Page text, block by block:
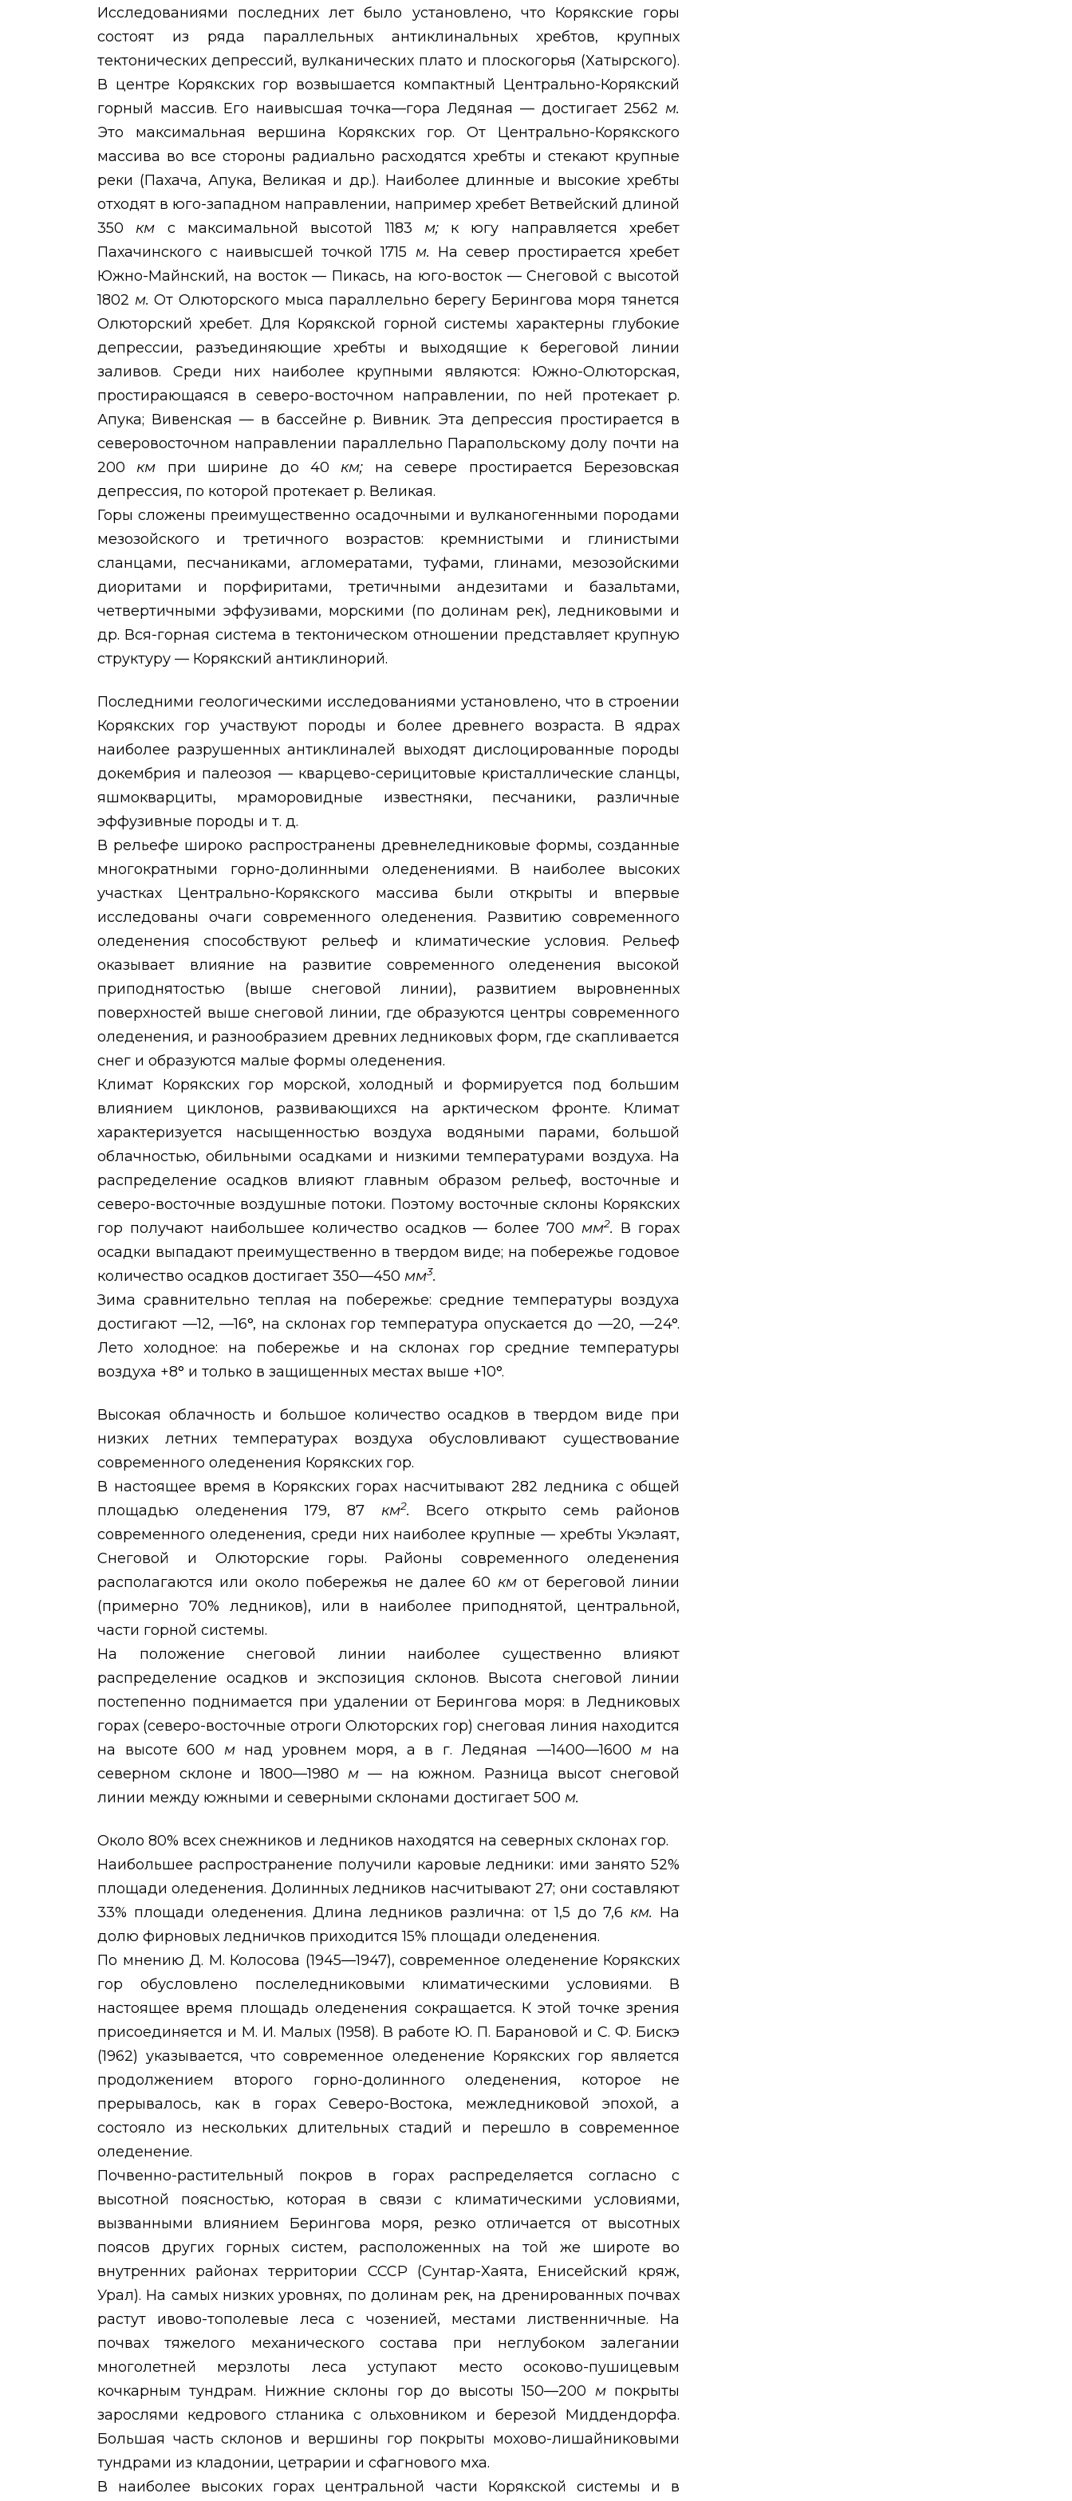
Исследованиями последних лет было установлено, что Корякские горы
состоят из ряда параллельных антиклинальных хребтов, крупных
тектонических депрессий, вулканических плато и плоскогорья (Хатырского).
В центре Корякских гор возвышается компактный Центрально-Корякский
горный массив. Его наивысшая точка—гора Ледяная — достигает 2562 м.
Это максимальная вершина Корякских гор. От Центрально-Корякского
массива во все стороны радиально расходятся хребты и стекают крупные
реки (Пахача, Апука, Великая и др.). Наиболее длинные и высокие хребты
отходят в юго-западном направлении, например хребет Ветвейский длиной
350 км с максимальной высотой 1183 м; к югу направляется хребет
Пахачинского с наивысшей точкой 1715 м. На север простирается хребет
Южно-Майнский, на восток — Пикась, на юго-восток — Снеговой с высотой
1802 м.От Олюторского мыса параллельно берегу Берингова моря тянется
Олюторский хребет. Для Корякской горной системы характерны глубокие
депрессии, разъединяющие хребты и выходящие к береговой линии
заливов. Среди них наиболее крупными являются: Южно-Олюторская,
простирающаяся в северо-восточном направлении, по ней протекает р.
Апука; Вивенская — в бассейне р. Вивник. Эта депрессия простирается в
северовосточном направлении параллельно Парапольскому долу почти на
200 км при ширине до 40 км; на севере простирается Березовская
депрессия, по которой протекает р. Великая.
Горы сложены преимущественно осадочными и вулканогенными породами
мезозойского и третичного возрастов: кремнистыми и глинистыми
сланцами, песчаниками, агломератами, туфами, глинами, мезозойскими
диоритами и порфиритами, третичными андезитами и базальтами,
четвертичными эффузивами, морскими (по долинам рек), ледниковыми и
др. Вся-горная система в тектоническом отношении представляет крупную
структуру — Корякский антиклинорий.
Последними геологическими исследованиями установлено, что в строении
Корякских гор участвуют породы и более древнего возраста. В ядрах
наиболее разрушенных антиклиналей выходят дислоцированные породы
докембрия и палеозоя — кварцево-серицитовые кристаллические сланцы,
яшмокварциты, мраморовидные известняки, песчаники, различные
эффузивные породы и т. д.
В рельефе широко распространены древнеледниковые формы, созданные
многократными горно-долинными оледенениями. В наиболее высоких
участках Центрально-Корякского массива были открыты и впервые
исследованы очаги современного оледенения. Развитию современного
оледенения способствуют рельеф и климатические условия. Рельеф
оказывает влияние на развитие современного оледенения высокой
приподнятостью (выше снеговой линии), развитием выровненных
поверхностей выше снеговой линии, где образуются центры современного
оледенения, и разнообразием древних ледниковых форм, где скапливается
снег и образуются малые формы оледенения.
Климат Корякских гор морской, холодный и формируется под большим
влиянием циклонов, развивающихся на арктическом фронте. Климат
характеризуется насыщенностью воздуха водяными парами, большой
облачностью, обильными осадками и низкими температурами воздуха. На
распределение осадков влияют главным образом рельеф, восточные и
северо-восточные воздушные потоки. Поэтому восточные склоны Корякских
гор получают наибольшее количество осадков — более 700 мм2. В горах
осадки выпадают преимущественно в твердом виде; на побережье годовое
количество осадков достигает 350—450 мм3.
Зима сравнительно теплая на побережье: средние температуры воздуха
достигают —12, —16°, на склонах гор температура опускается до —20, —24°.
Лето холодное: на побережье и на склонах гор средние температуры
воздуха +8° и только в защищенных местах выше +10°.
Высокая облачность и большое количество осадков в твердом виде при
низких летних температурах воздуха обусловливают существование
современного оледенения Корякских гор.
В настоящее время в Корякских горах насчитывают 282 ледника с общей
площадью оледенения 179, 87 км2. Всего открыто семь районов
современного оледенения, среди них наиболее крупные — хребты Укэлаят,
Снеговой и Олюторские горы. Районы современного оледенения
располагаются или около побережья не далее 60 кмот береговой линии
(примерно 70% ледников), или в наиболее приподнятой, центральной,
части горной системы.
На положение снеговой линии наиболее существенно влияют
распределение осадков и экспозиция склонов. Высота снеговой линии
постепенно поднимается при удалении от Берингова моря: в Ледниковых
горах (северо-восточные отроги Олюторских гор) снеговая линия находится
на высоте 600 м над уровнем моря, а в г. Ледяная —1400—1600 м на
северном склоне и 1800—1980 м— на южном. Разница высот снеговой
линии между южными и северными склонами достигает 500 м.
Около 80% всех снежников и ледников находятся на северных склонах гор.
Наибольшее распространение получили каровые ледники: ими занято 52%
площади оледенения. Долинных ледников насчитывают 27; они составляют
33% площади оледенения. Длина ледников различна: от 1,5 до 7,6 км. На
долю фирновых ледничков приходится 15% площади оледенения.
По мнению Д. М. Колосова (1945—1947), современное оледенение Корякских
гор обусловлено послеледниковыми климатическими условиями. В
настоящее время площадь оледенения сокращается. К этой точке зрения
присоединяется и М. И. Малых (1958). В работе Ю. П. Барановой и С. Ф. Бискэ
(1962) указывается, что современное оледенение Корякских гор является
продолжением второго горно-долинного оледенения, которое не
прерывалось, как в горах Северо-Востока, межледниковой эпохой, а
состояло из нескольких длительных стадий и перешло в современное
оледенение.
Почвенно-растительный покров в горах распределяется согласно с
высотной поясностью, которая в связи с климатическими условиями,
вызванными влиянием Берингова моря, резко отличается от высотных
поясов других горных систем, расположенных на той же широте во
внутренних районах территории СССР (Сунтар-Хаята, Енисейский кряж,
Урал). На самых низких уровнях, по долинам рек, на дренированных почвах
растут ивово-тополевые леса с чозенией, местами лиственничные. На
почвах тяжелого механического состава при неглубоком залегании
многолетней мерзлоты леса уступают место осоково-пушицевым
кочкарным тундрам. Нижние склоны гор до высоты 150—200 м покрыты
зарослями кедрового стланика с ольховником и березой Миддендорфа.
Большая часть склонов и вершины гор покрыты мохово-лишайниковыми
тундрами из кладонии, цетрарии и сфагнового мха.
В наиболее высоких горах центральной части Корякской системы и в